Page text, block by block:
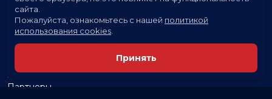
Расписание
Скоро в кино
Заведения
Партнеры
сайта.
Пожалуйста, ознакомьтесь с нашей политикой
использования cookies
Принять